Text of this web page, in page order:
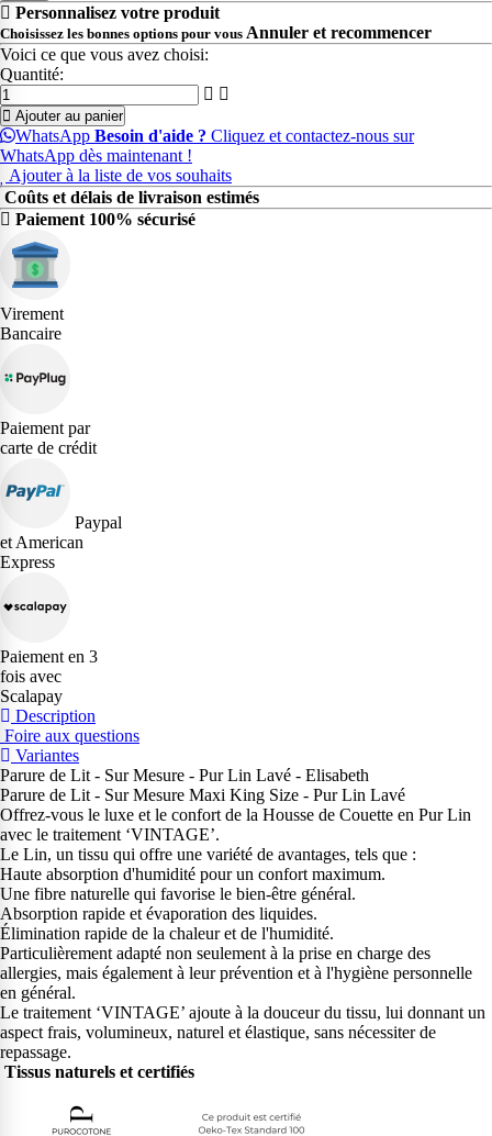
Personnalisez votre produit
Choisissez les bonnes options pour vous Annuler et recommencer
Voici ce que vous avez choisi:
Quantité:
Ajouter au panier
WhatsApp Besoin d'aide ? Cliquez et contactez-nous sur
WhatsApp dès maintenant !
Ajouter à la liste de vos souhaits
Coûts et délais de livraison estimés
Paiement 100% sécurisé
Virement
Bancaire
Paiement par
carte de crédit
Paypal
et American
Express
Paiement en 3
fois avec
Scalapay
Description
Foire aux questions
Variantes
Parure de Lit - Sur Mesure - Pur Lin Lavé - Elisabeth
Parure de Lit - Sur Mesure Maxi King Size - Pur Lin Lavé
Offrez-vous le luxe et le confort de la Housse de Couette en Pur Lin
avec le traitement ‘VINTAGE’.
Le Lin, un tissu qui offre une variété de avantages, tels que :
Haute absorption d'humidité pour un confort maximum.
Une fibre naturelle qui favorise le bien-être général.
Absorption rapide et évaporation des liquides.
Élimination rapide de la chaleur et de l'humidité.
Particulièrement adapté non seulement à la prise en charge des
allergies, mais également à leur prévention et à l'hygiène personnelle
en général.
Le traitement ‘VINTAGE’ ajoute à la douceur du tissu, lui donnant un
aspect frais, volumineux, naturel et élastique, sans nécessiter de
repassage.
Tissus naturels et certifiés